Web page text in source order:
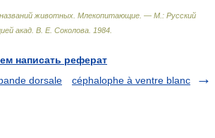
животных. Млекопитающие. — М.: Русский
акад. В. Е. Соколова 1984
написать реферат
dorsale
céphalophe à ventre blanc